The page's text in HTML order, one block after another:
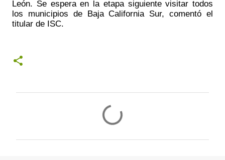
León. Se espera en la etapa siguiente visitar todos
los municipios de Baja California Sur, comentó el
titular de ISC.